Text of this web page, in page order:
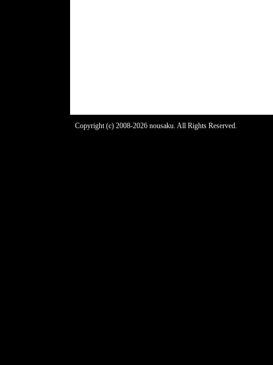
Copyright (c) 2008-2026 nousaku. All Rights Reserved.